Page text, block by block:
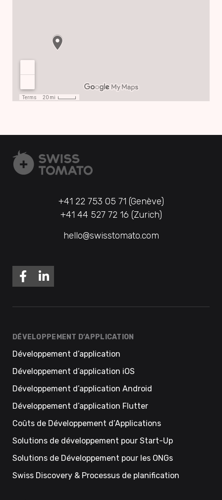
+41 22 753 05 71 (Genève)
+41 44 527 72 16 (Zurich)
hello@swisstomato.com
DÉVELOPPEMENT D’APPLICATION
Développement d’application
Développement d’application iOS
Développement d’application Android
Développement d’application Flutter
Coûts de Développement d’Applications
Solutions de développement pour Start-Up
Solutions de Développement pour les ONGs
Swiss Discovery & Processus de planification